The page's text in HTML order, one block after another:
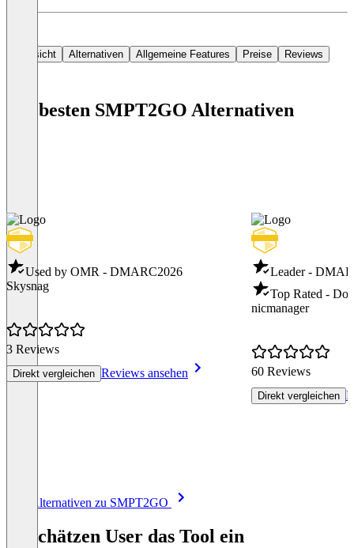
Übersicht Alternativen Allgemeine Features Preise Reviews
Die besten SMPT2GO Alternativen
Used by OMR - DMARC2026
Skysnag
3 Reviews
Direkt vergleichen Reviews ansehen
Leader -
Top Rated -
nicmanager
60 Reviews
Direkt vergleichen
Alle Alternativen zu SMPT2GO
So schätzen User das Tool ein